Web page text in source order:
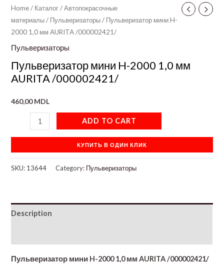
Home/ Каталог/Автопокрасочные
материалы/ Пульверизаторы/ Пульверизатор мини H-
2000 1,0 мм AURITA /000002421/
Пульверизаторы
Пульверизатор мини H-2000 1,0 мм
AURITA /000002421/
460,00MDL
ADD TO CART
КУПИТЬ В ОДИН КЛИК
SKU: 13644 Category: Пульверизаторы
Description
Пульверизатор мини H-2000 1,0 мм AURITA /000002421/